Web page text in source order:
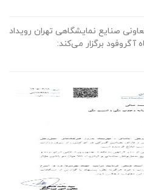
صنایع نمایشگاهی تهران رویداد
آگروفود برگزار می‌‌کند: